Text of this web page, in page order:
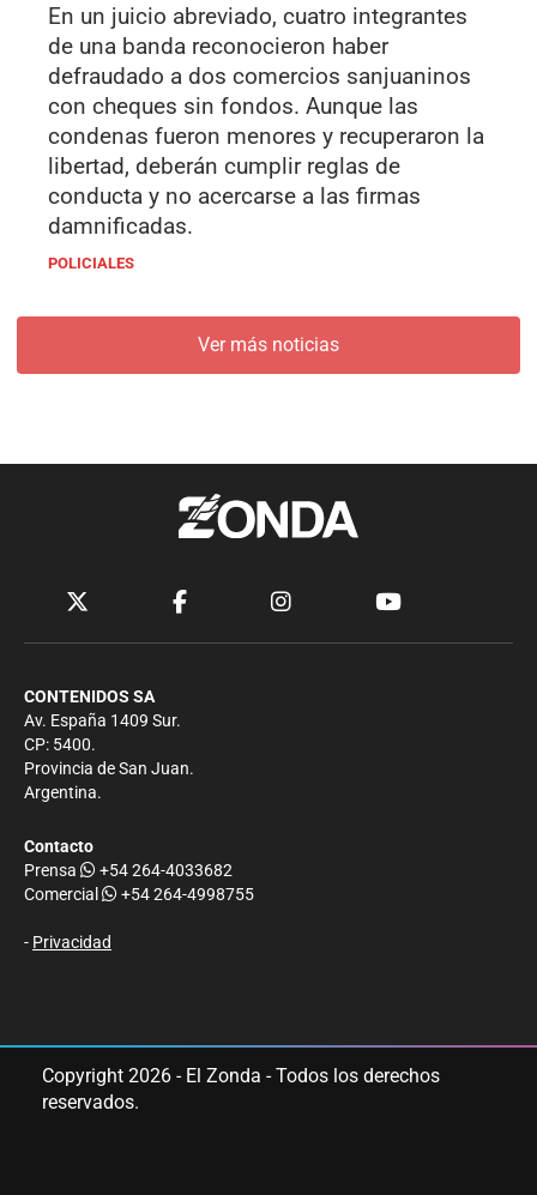
En un juicio abreviado, cuatro integrantes
de una banda reconocieron haber
defraudado a dos comercios sanjuaninos
con cheques sin fondos. Aunque las
condenas fueron menores y recuperaron la
libertad, deberán cumplir reglas de
conducta y no acercarse a las firmas
damnificadas.
POLICIALES
Ver más noticias
CONTENIDOS SA
Av. España 1409 Sur.
CP: 5400.
Provincia de San Juan.
Argentina.
Contacto
Prensa
+54 264-4033682
Comercial
+54 264-4998755
- Privacidad
Copyright 2026 - El Zonda - Todos los derechos
reservados.